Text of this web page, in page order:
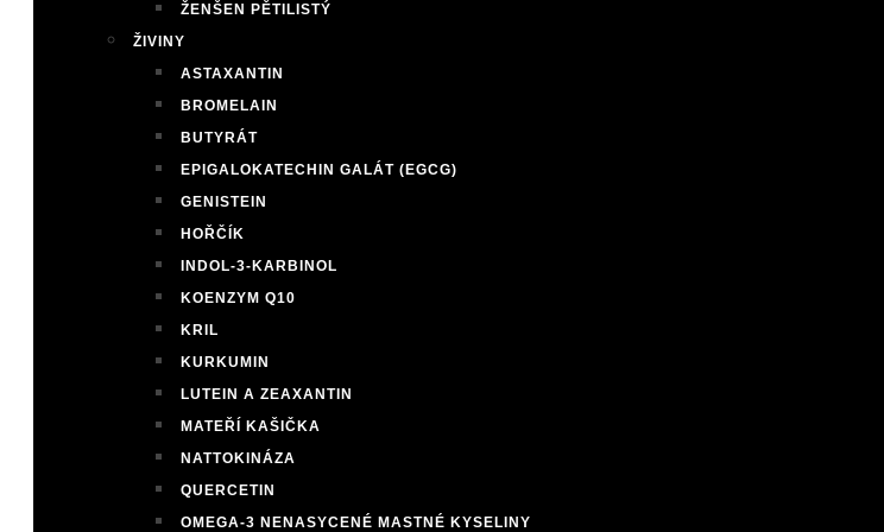
ŽENŠEN PĚTILISTÝ
ŽIVINY
ASTAXANTIN
BROMELAIN
BUTYRÁT
EPIGALOKATECHIN GALÁT (EGCG)
GENISTEIN
HOŘČÍK
INDOL-3-KARBINOL
KOENZYM Q10
KRIL
KURKUMIN
LUTEIN A ZEAXANTIN
MATEŘÍ KAŠIČKA
NATTOKINÁZA
QUERCETIN
OMEGA-3 NENASYCENÉ MASTNÉ KYSELINY